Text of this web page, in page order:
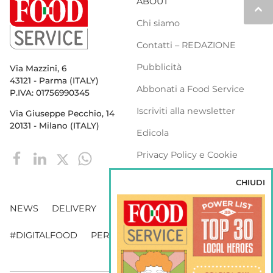
keyboard_arrow_up
Via Mazzini, 6
43121 - Parma (ITALY)
P.IVA: 01756990345
Via Giuseppe Pecchio, 14
20131 - Milano (ITALY)
Chi siamo
Contatti – REDAZIONE
Pubblicità
Abbonati a Food Service
Iscriviti alla newsletter
Edicola
Privacy Policy e Cookie
NEWS DELIVERY DISTRIBUZIONE
#DIGITALFOOD PERSONE WEBINAR VENDING
CHIUDI